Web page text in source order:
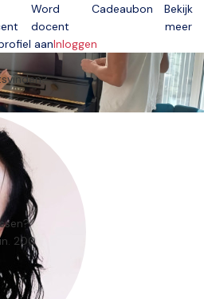
Word
docent
Cadeaubon
Bekijk
meer
aanInloggen